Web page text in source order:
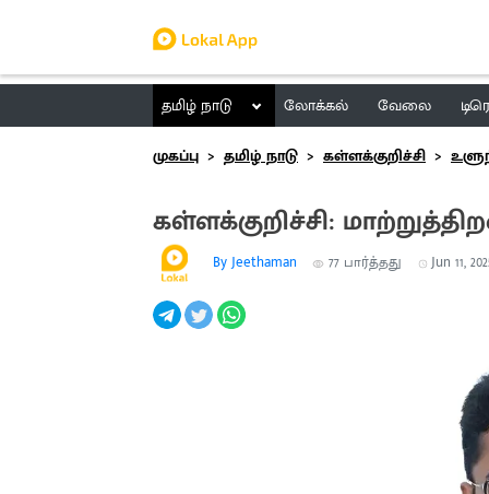
தமிழ் நாடு லோக்கல் வேலை
முகப்பு
தமிழ் நாடு கள்ளக்குறிச்சி
கள்ளக்குறிச்சி:
By Jeethaman 77 பார்த்தது Jun 11,